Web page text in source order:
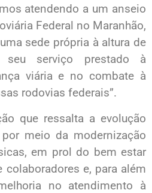
atendendo a um anseio
Federal no Maranhão,
sede própria à altura de
serviço prestado à
viária e no combate à
rodovias federais”.
que ressalta a evolução
meio da modernização
em prol do bem estar
colaboradores e, para além
no atendimento à